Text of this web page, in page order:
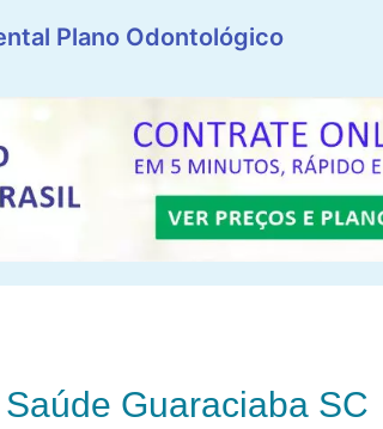
Plano Odontológico
Guaraciaba SC